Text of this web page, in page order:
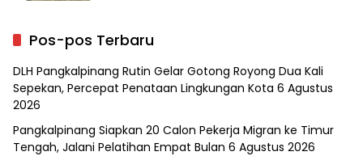
Pos-pos Terbaru
DLH Pangkalpinang Rutin Gelar Gotong Royong Dua Kali
Sepekan, Percepat Penataan Lingkungan Kota 6 Agustus
2026
Pangkalpinang Siapkan 20 Calon Pekerja Migran ke Timur
Tengah, Jalani Pelatihan Empat Bulan 6 Agustus 2026